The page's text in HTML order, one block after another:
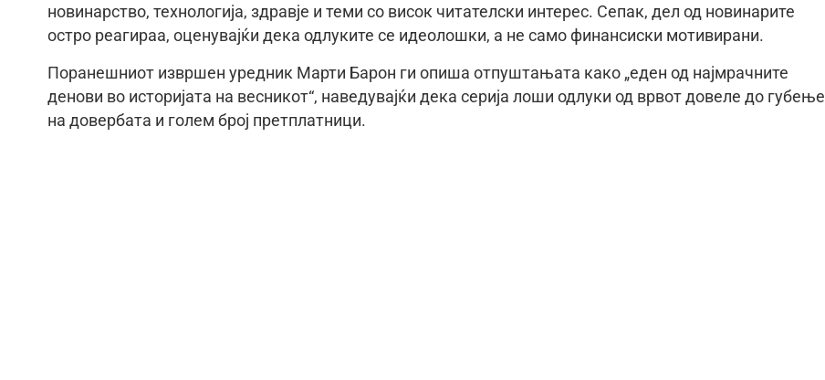
новинарство, технологија, здравје и теми со висок читателски интерес. Сепак, дел од новинарите
остро реагираа, оценувајќи дека одлуките се идеолошки, а не само финансиски мотивирани.
Поранешниот извршен уредник Марти Барон ги опиша отпуштањата како „еден од најмрачните
денови во историјата на весникот“, наведувајќи дека серија лоши одлуки од врвот довеле до губење
на довербата и голем број претплатници.